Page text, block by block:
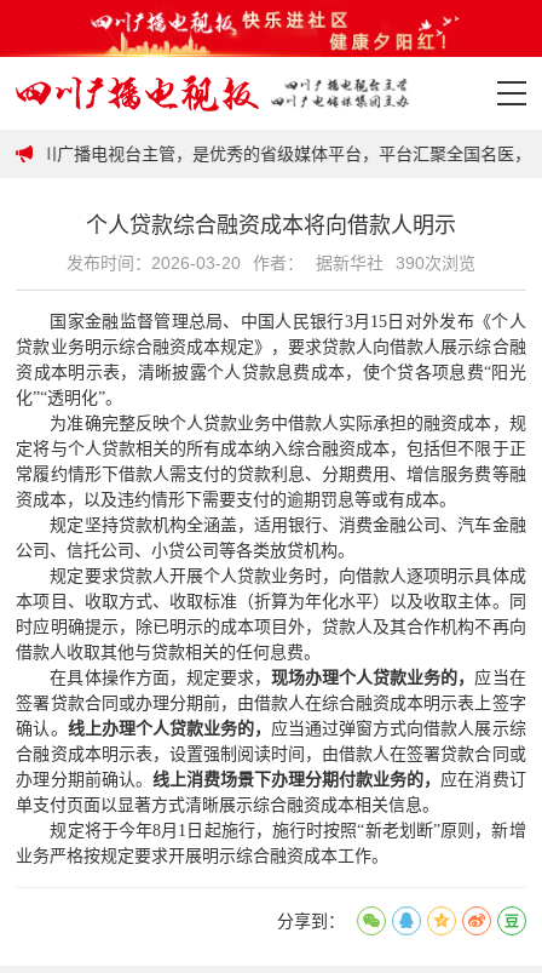
政策
地市
科普
视频
报纸
理事
民生
特别声明
关于我们
科普合作
四川广播电视台主管，是优秀的省级媒体平台，平台汇聚全国名医，
个人贷款综合融资成本将向借款人明示
发布时间：2026-03-20 作者： 据新华社 390次浏览
国家金融监督管理总局、中国人民银行3月15日对外发布《个人
贷款业务明示综合融资成本规定》，要求贷款人向借款人展示综合融
资成本明示表，清晰披露个人贷款息费成本，使个贷各项息费“阳光
化”“透明化”。
为准确完整反映个人贷款业务中借款人实际承担的融资成本，规
定将与个人贷款相关的所有成本纳入综合融资成本，包括但不限于正
常履约情形下借款人需支付的贷款利息、分期费用、增信服务费等融
资成本，以及违约情形下需要支付的逾期罚息等或有成本。
规定坚持贷款机构全涵盖，适用银行、消费金融公司、汽车金融
公司、信托公司、小贷公司等各类放贷机构。
规定要求贷款人开展个人贷款业务时，向借款人逐项明示具体成
本项目、收取方式、收取标准（折算为年化水平）以及收取主体。同
时应明确提示，除已明示的成本项目外，贷款人及其合作机构不再向
借款人收取其他与贷款相关的任何息费。
在具体操作方面，规定要求， 现场办理个人贷款业务的， 应当在
签署贷款合同或办理分期前，由借款人在综合融资成本明示表上签字
确认。 线上办理个人贷款业务的， 应当通过弹窗方式向借款人展示综
合融资成本明示表，设置强制阅读时间，由借款人在签署贷款合同或
办理分期前确认。 线上消费场景下办理分期付款业务的， 应在消费订
单支付页面以显著方式清晰展示综合融资成本相关信息。
规定将于今年8月1日起施行，施行时按照“新老划断”原则，新增
业务严格按规定要求开展明示综合融资成本工作。
分享到：